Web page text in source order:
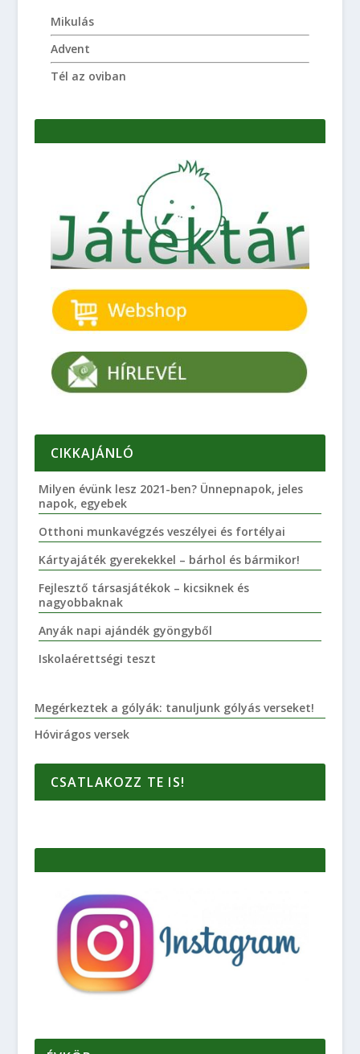
Mikulás
Advent
Tél az oviban
CIKKAJÁNLÓ
Milyen évünk lesz 2021-ben? Ünnepnapok, jeles
napok, egyebek
Otthoni munkavégzés veszélyei és fortélyai
Kártyajáték gyerekekkel – bárhol és bármikor!
Fejlesztő társasjátékok – kicsiknek és
nagyobbaknak
Anyák napi ajándék gyöngyből
Iskolaérettségi teszt
Megérkeztek a gólyák: tanuljunk gólyás verseket!
Hóvirágos versek
CSATLAKOZZ TE IS!